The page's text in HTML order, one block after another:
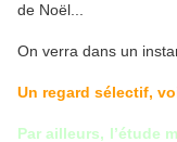
de Noël...
On verra dans un
Un regard sélectif,
Par ailleurs, l’étude